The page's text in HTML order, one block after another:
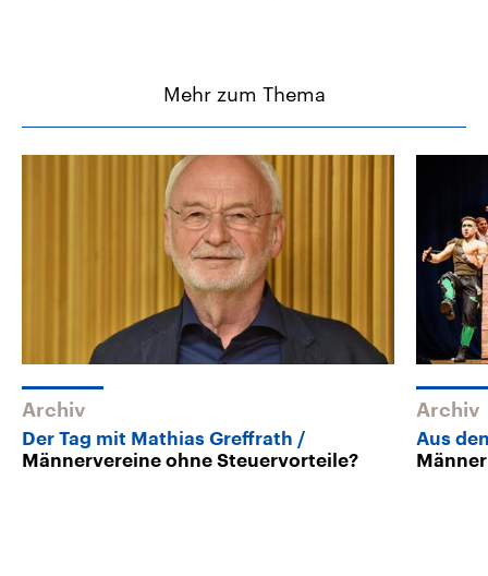
Mehr zum Thema
Archiv
Der Tag mit Mathias Greffrath
Männervereine ohne Steuervorteile?
Archiv
Aus